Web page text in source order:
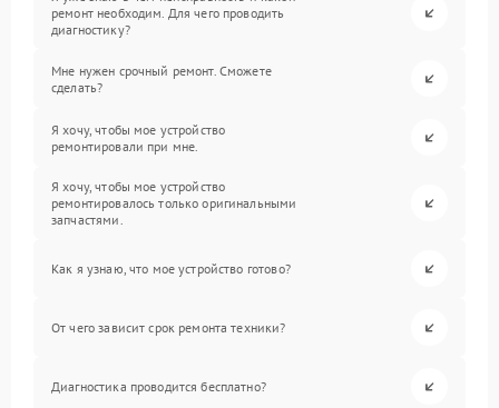
ремонт необходим. Для чего проводить
диагностику?
Мне нужен срочный ремонт. Сможете
сделать?
Я хочу, чтобы мое устройство
ремонтировали при мне.
Я хочу, чтобы мое устройство
ремонтировалось только оригинальными
запчастями.
Как я узнаю, что мое устройство готово?
От чего зависит срок ремонта техники?
Диагностика проводится бесплатно?